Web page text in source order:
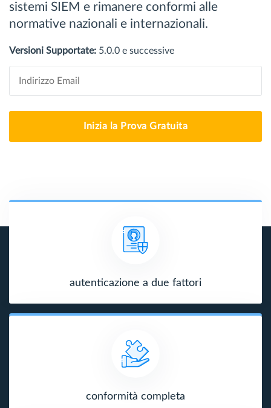
sistemi SIEM e rimanere conformi alle
normative nazionali e internazionali.
Versioni Supportate: 5.0.0 e successive
Inizia la Prova Gratuita
autenticazione a due fattori
conformità completa